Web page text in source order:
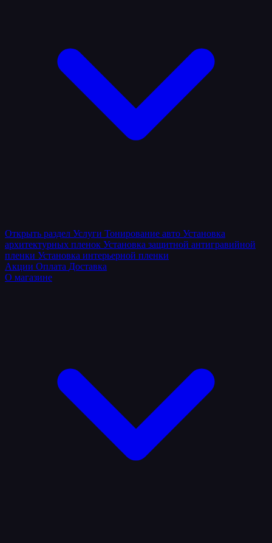
Открыть раздел Услуги Тонирование авто Установка
архитектурных пленок Установка защитной антигравийной
пленки Установка интерьерной пленки
Акции Оплата Доставка
О магазине